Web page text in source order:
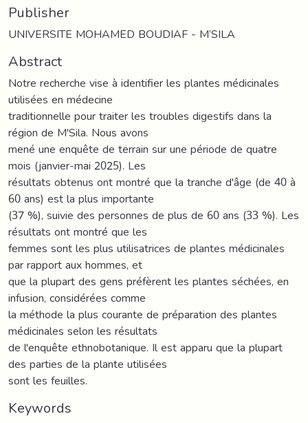
Publisher
UNIVERSITE MOHAMED BOUDIAF - M’SILA
Abstract
Notre recherche vise à identifier les plantes médicinales
utilisées en médecine
traditionnelle pour traiter les troubles digestifs dans la
région de M'Sila. Nous avons
mené une enquête de terrain sur une période de quatre
mois (janvier-mai 2025). Les
résultats obtenus ont montré que la tranche d'âge (de 40 à
60 ans) est la plus importante
(37 %), suivie des personnes de plus de 60 ans (33 %). Les
résultats ont montré que les
femmes sont les plus utilisatrices de plantes médicinales
par rapport aux hommes, et
que la plupart des gens préfèrent les plantes séchées, en
infusion, considérées comme
la méthode la plus courante de préparation des plantes
médicinales selon les résultats
de l'enquête ethnobotanique. Il est apparu que la plupart
des parties de la plante utilisées
sont les feuilles.
Keywords